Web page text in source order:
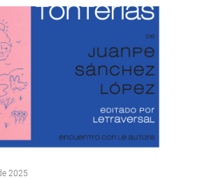
2025